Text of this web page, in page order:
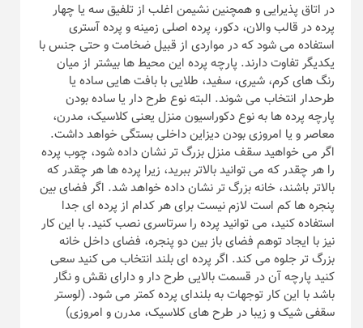
در اتاق پذیرایی و همچنین نشیمن اغلب از تلفیق سه یا چهار
پرده در قالب والان، دکور، پرده اصلی زمینه و پرده آستری
استفاده می شود که در مواردی از قبیل ضخامت و حتی جنس با
یکدیگر تفاوت دارند. پارچه پرده این محیط ها بیشتر از میان
رنگ های کرم، شیری، سفید، طلایی با بافت هایی ساده یا
طرحدار انتخاب می شوند. البته نوع طرح دار یا ساده بودن
پارچه پرده ها به نوع دکوراسیون منزل یعنی کلاسیک، مدرن،
معاصر و یا امروزی بودن دیزاین داخلی بستگی خواهد داشت.
اگر می خواهید سقف منزل بزرگ تر نشان داده شود، چوب پرده
را هر چقدر که می توانید بالاتر ببرید، زیرا پرده ها هر چقدر که
بالاتر باشند، خانه بزرگ تر نشان داده خواهد شد. اگر فضای بین
پنجره ها کم است لازم نیست برای هر کدام از پرده ای جدا
استفاده کنید، می توانید پرده را سرتاسری نصب کنید. با این کار
نیز با ایجاد توهم فضای باز بین دو پنجره، فضای داخل خانه
بزرگ تر جلوه می کند. اگر پرده ای بلند انتخاب می کنید سعی
کنید پارچه آن در قسمت بالایی طرح دار و دارای نقش و نگار
باشد با این کار توجهات به بلندای پرده کمتر می شود. (لوستر
سقفی شیک و زیبا در طرح های کلاسیک، مدرن و امروزی)